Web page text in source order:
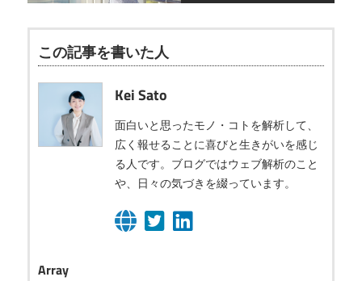
この記事を書いた人
Kei Sato
面白いと思ったモノ・コトを解析して、
広く報せることに喜びと生きがいを感じ
る人です。ブログではウェブ解析のこと
や、日々の気づきを綴っています。
Array